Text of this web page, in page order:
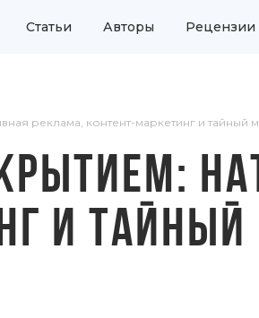
Статьи Авторы Рецензии
реклама, контент-маркетинг и тайный
И